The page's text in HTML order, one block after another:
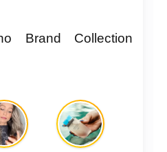
Brand Collection